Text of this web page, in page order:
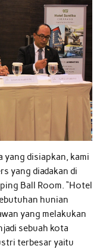
yang disiapkan, kami
yang diadakan di
Ball Room. “Hotel
hunian
yang melakukan
sebuah kota
terbesar yaitu